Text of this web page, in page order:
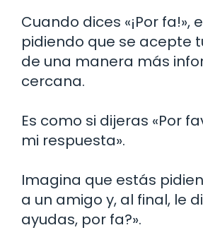
Cuando dices «¡Por fa!»,
pidiendo que se acepte
de una manera más
cercana.
Es como si dijeras «Por
mi respuesta».
Imagina que estás
a un amigo y, al final, le
ayudas, por fa?».